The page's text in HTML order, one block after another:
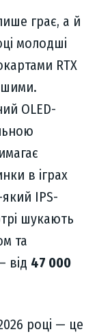
грає, а й
молодші
RTX
OLED-
в іграх
IPS-
шукають
та
від 47 000
році — це